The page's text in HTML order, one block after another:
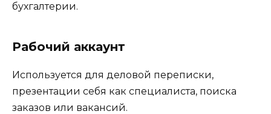
бухгалтерии.
Рабочий аккаунт
Используется для деловой переписки,
презентации себя как специалиста, поиска
заказов или вакансий.